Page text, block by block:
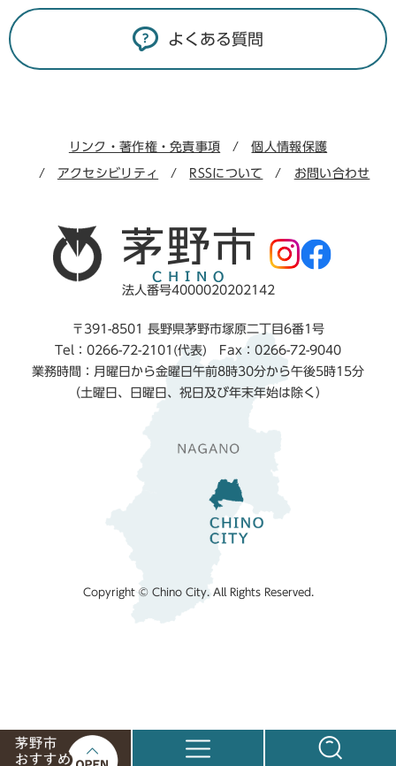
よくある質問
リンク・著作権・免責事項 個人情報保護
アクセシビリティ RSSについて お問い合わせ
法人番号4000020202142
〒391-8501 長野県茅野市塚原二丁目6番1号
Tel：0266-72-2101(代表) Fax：0266-72-9040
業務時間：月曜日から金曜日午前8時30分から午後5時15分
（土曜日、日曜日、祝日及び年末年始は除く）
Copyright © Chino City. All Rights Reserved.